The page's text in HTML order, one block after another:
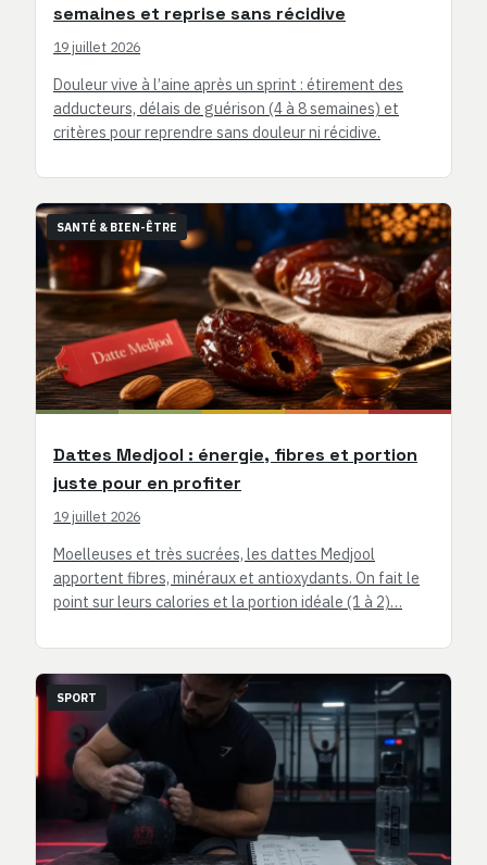
semaines et reprise sans récidive
19 juillet 2026
Douleur vive à l’aine après un sprint : étirement des
adducteurs, délais de guérison (4 à 8 semaines) et
critères pour reprendre sans douleur ni récidive.
SANTÉ & BIEN-ÊTRE
Dattes Medjool : énergie, fibres et portion
juste pour en profiter
19 juillet 2026
Moelleuses et très sucrées, les dattes Medjool
apportent fibres, minéraux et antioxydants. On fait le
point sur leurs calories et la portion idéale (1 à 2)…
SPORT